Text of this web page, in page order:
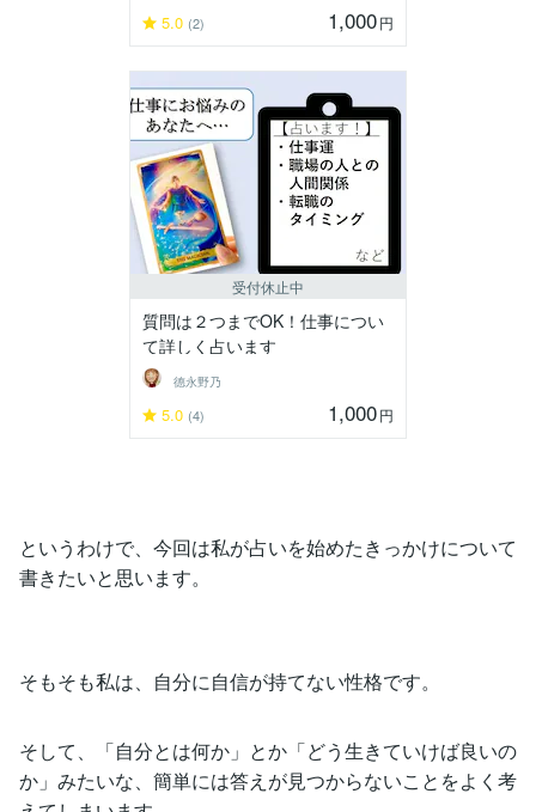
5.0 (2) 1,000円
受付休止中
質問は２つまでOK！仕事につい
て詳しく占います
德永野乃
5.0 (4) 1,000円
というわけで、今回は私が占いを始めたきっかけについて
書きたいと思います。
そもそも私は、自分に自信が持てない性格です。
そして、「自分とは何か」とか「どう生きていけば良いの
か」みたいな、簡単には答えが見つからないことをよく考